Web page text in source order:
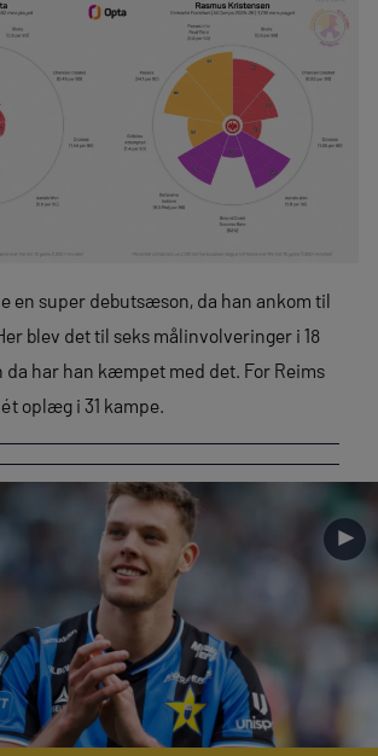
en super debutsæson, da han ankom til
blev det til seks målinvolveringer i 18
da har han kæmpet med det. For Reims
oplæg i 31 kampe.
►